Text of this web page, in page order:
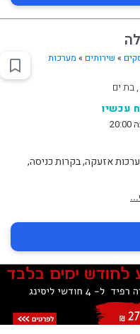
» שירותים» מערכות
בת ים
עכשיו
אזעקה, בקרות כניסה,